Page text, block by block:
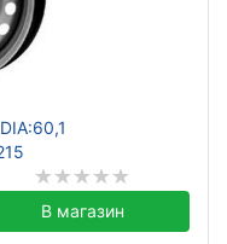
В магазин